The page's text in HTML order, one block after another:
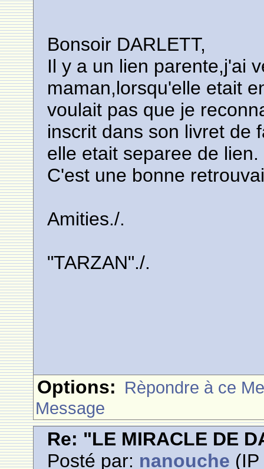
Bonsoir DARLETT,
Il y a un lien parente,j'ai
maman,lorsqu'elle etait
voulait pas que je
inscrit dans son livret de
elle etait separee de lien.
C'est une bonne
Amities./.
"TARZAN"./.
Options: Rèpondre à ce
Message
Re: "LE MIRACLE DE
Posté par: nanouche